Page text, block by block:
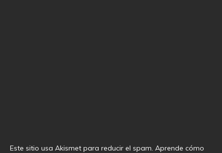
Este sitio usa Akismet para reducir el spam. Aprende cómo